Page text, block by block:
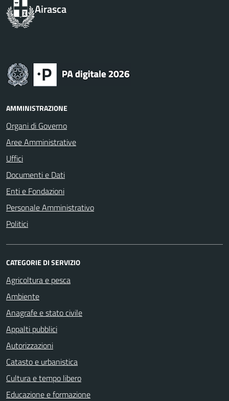
Airasca
AMMINISTRAZIONE
Organi di Governo
Aree Amministrative
Uffici
Documenti e Dati
Enti e Fondazioni
Personale Amministrativo
Politici
CATEGORIE DI SERVIZIO
Agricoltura e pesca
Ambiente
Anagrafe e stato civile
Appalti pubblici
Autorizzazioni
Catasto e urbanistica
Cultura e tempo libero
Educazione e formazione